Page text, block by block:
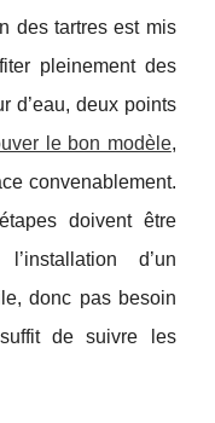
des tartres est mis
pleinement des
d’eau, deux points
le bon modèle,
convenablement.
doivent être
d’un
donc pas besoin
de suivre les